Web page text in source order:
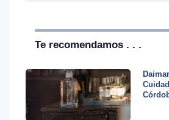
Te recomendamos . . .